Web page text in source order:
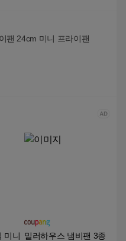
팬 24cm 미니 프라이팬
미니 밀러하우스 냄비팬 3종